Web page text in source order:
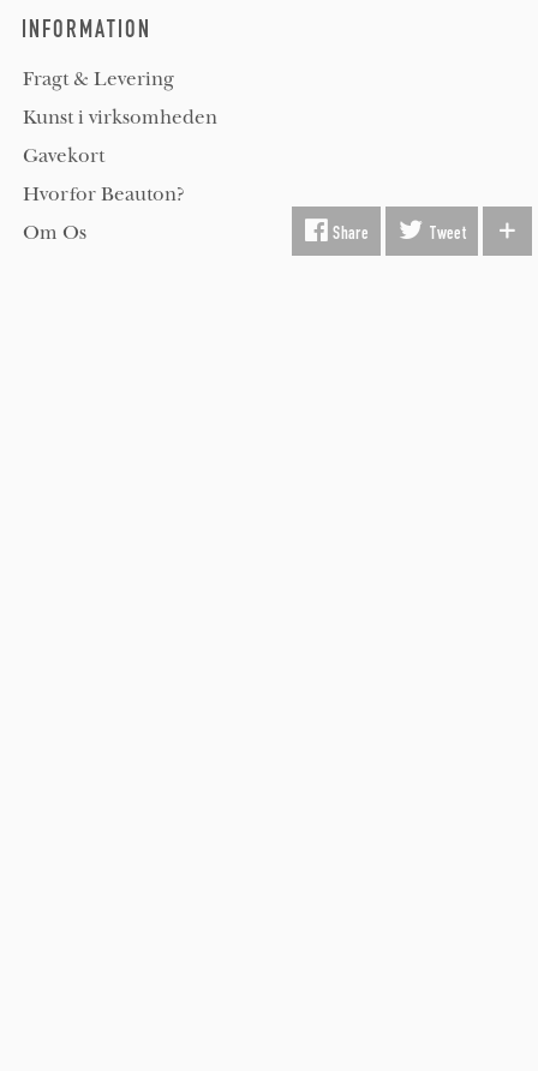
INFORMATION
Fragt & Levering
Kunst i virksomheden
Gavekort
Hvorfor Beauton?
Om Os
Share Tweet